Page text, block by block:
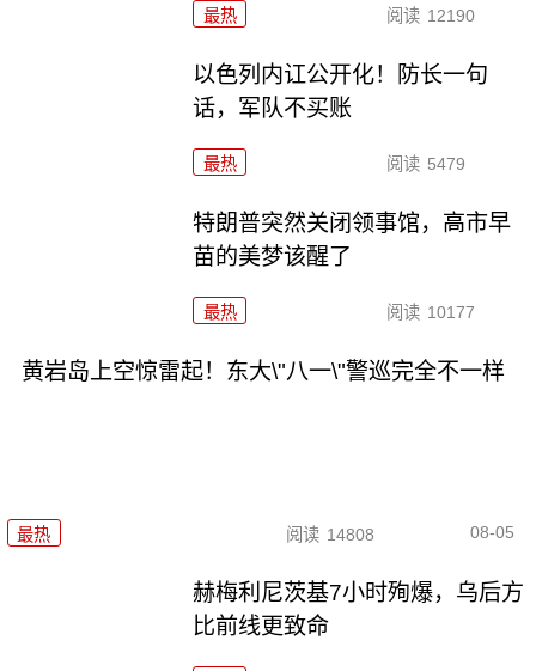
最热 阅读 12190
以色列内讧公开化！防长一句
话，军队不买账
最热 阅读 5479
特朗普突然关闭领事馆，高市早
苗的美梦该醒了
最热 阅读 10177
黄岩岛上空惊雷起！东大\"八一\"警巡完全不一样
最热 阅读 14808 08-05
赫梅利尼茨基7小时殉爆，乌后方
比前线更致命